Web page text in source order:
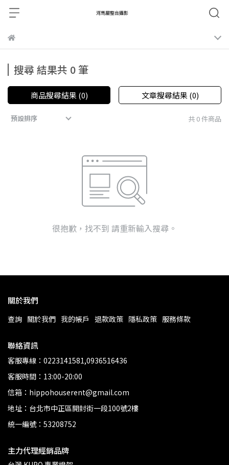
搜尋 結果共 0 筆
商品搜尋結果 (0) 文章搜尋結果 (0)
預設排序 共 0 件商品
很抱歉，找不到 請重新輸入搜尋。
關於我們
查詢 關於我們 我的帳戶 退款政策 隱私政策 服務條款
聯絡資訊
客服專線：0223141581,0936516436
客服時間：13:00-20:00
信箱：hippohouserent@gmail.com
地址：台北市中正區開封街一段100號2樓
統一編號：53208752
主力代理經銷品牌